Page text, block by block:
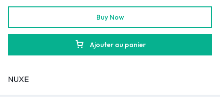
Ajouter au panier
Buy Now
NUXE